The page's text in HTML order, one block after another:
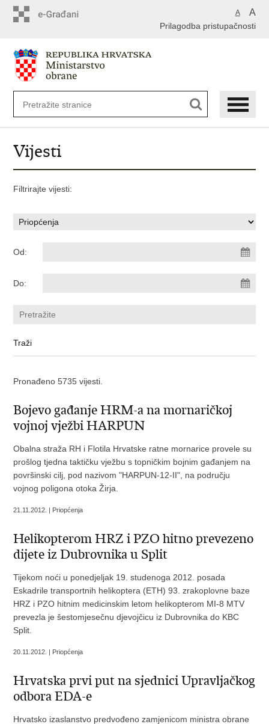
A A
Prilagodba pristupačnosti
Vijesti
Filtrirajte vijesti:
Od:
Do:
Pronađeno 5735 vijesti.
Bojevo gađanje HRM-a na mornaričkoj
vojnoj vježbi HARPUN
Obalna straža RH i Flotila Hrvatske ratne mornarice provele su
prošlog tjedna taktičku vježbu s topničkim bojnim gađanjem na
površinski cilj, pod nazivom "HARPUN-12-II", na području
vojnog poligona otoka Žirja.
21.11.2012. | Priopćenja
Helikopterom HRZ i PZO hitno prevezeno
dijete iz Dubrovnika u Split
Tijekom noći u ponedjeljak 19. studenoga 2012. posada
Eskadrile transportnih helikoptera (ETH) 93. zrakoplovne baze
HRZ i PZO hitnim medicinskim letom helikopterom MI-8 MTV
prevezla je šestomjesečnu djevojčicu iz Dubrovnika do KBC
Split.
20.11.2012. | Priopćenja
Hrvatska prvi put na sjednici Upravljačkog
odbora EDA-e
Hrvatsko izaslanstvo predvođeno zamjenicom ministra obrane